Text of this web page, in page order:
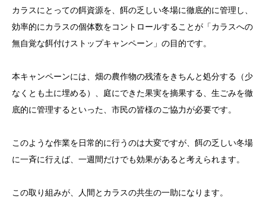
カラスにとっての餌資源を、餌の乏しい冬場に徹底的に管理し、
効率的にカラスの個体数をコントロールすることが「カラスへの
無自覚な餌付けストップキャンペーン」の目的です。
本キャンペーンには、畑の農作物の残渣をきちんと処分する（少
なくとも土に埋める）、庭にできた果実を摘果する、生ごみを徹
底的に管理するといった、市民の皆様のご協力が必要です。
このような作業を日常的に行うのは大変ですが、餌の乏しい冬場
に一斉に行えば、一週間だけでも効果があると考えられます。
この取り組みが、人間とカラスの共生の一助になります。